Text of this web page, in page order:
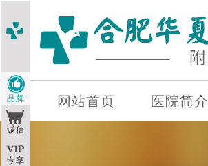
网站首页 医院简介
品牌
诚信
专享